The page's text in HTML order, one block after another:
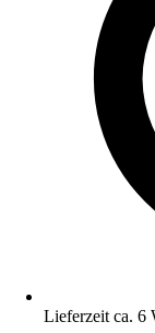
Lieferzeit ca. 6